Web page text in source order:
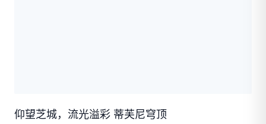
仰望芝城，流光溢彩 蒂芙尼穹顶